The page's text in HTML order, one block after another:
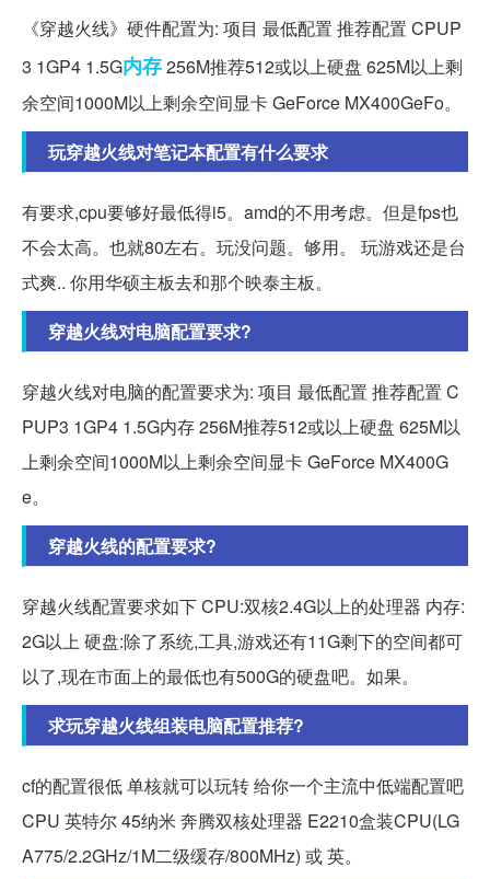
《穿越火线》硬件配置为: 项目 最低配置 推荐配置 CPUP
3 1GP4 1.5G内存256M推荐512或以上硬盘 625M以上剩
余空间1000M以上剩余空间显卡 GeForce MX400GeFo。
玩穿越火线对笔记本配置有什么要求
有要求,cpu要够好最低得i5。amd的不用考虑。但是fps也
不会太高。也就80左右。玩没问题。够用。 玩游戏还是台
式爽.. 你用华硕主板去和那个映泰主板。
穿越火线对电脑配置要求?
穿越火线对电脑的配置要求为: 项目 最低配置 推荐配置 C
PUP3 1GP4 1.5G内存 256M推荐512或以上硬盘 625M以
上剩余空间1000M以上剩余空间显卡 GeForce MX400G
e。
穿越火线的配置要求?
穿越火线配置要求如下 CPU:双核2.4G以上的处理器 内存:
2G以上 硬盘:除了系统,工具,游戏还有11G剩下的空间都可
以了,现在市面上的最低也有500G的硬盘吧。如果。
求玩穿越火线组装电脑配置推荐?
cf的配置很低 单核就可以玩转 给你一个主流中低端配置吧
CPU 英特尔 45纳米 奔腾双核处理器 E2210盒装CPU(LG
A775/2.2GHz/1M二级缓存/800MHz) 或 英。